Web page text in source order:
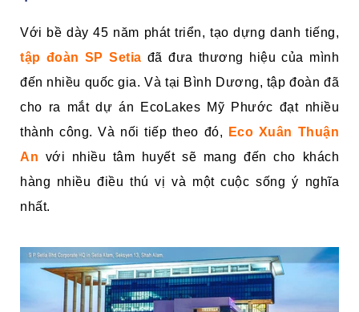
Với bề dày 45 năm phát triển, tạo dựng danh tiếng,
tập đoàn SP Setia đã đưa thương hiệu của mình
đến nhiều quốc gia. Và tại Bình Dương, tập đoàn đã
cho ra mắt dự án EcoLakes Mỹ Phước đạt nhiều
thành công. Và nối tiếp theo đó,
Eco Xuân Thuận
An với nhiều tâm huyết sẽ mang đến cho khách
hàng nhiều điều thú vị và một cuộc sống ý nghĩa
nhất.